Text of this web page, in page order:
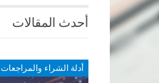
أحدث المقالات
أدلة الشراء والمراجعات